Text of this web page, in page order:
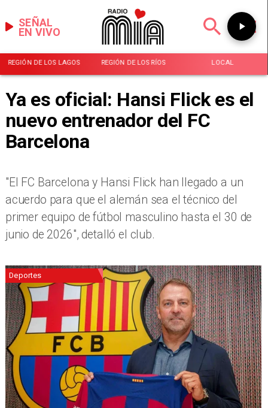
EN VIVO
SEÑAL
REGIÓN DE LOS LAGOS REGIÓN DE LOS RÍOS LOCAL
Ya es oficial: Hansi Flick es el
nuevo entrenador del FC
Barcelona
​"El FC Barcelona y Hansi Flick han llegado a un
acuerdo para que el alemán sea el técnico del
primer equipo de fútbol masculino hasta el 30 de
junio de 2026", detalló el club.
Deportes